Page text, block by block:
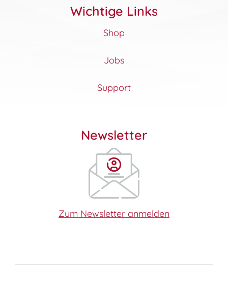
Wichtige Links
Shop
Jobs
Support
Newsletter
Zum Newsletter anmelden